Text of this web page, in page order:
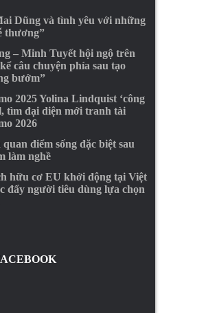
Dũng và tình yêu với những
thương”
– Minh Tuyết hội ngộ trên
câu chuyện phía sau tạo
bướm”
2025 Yolina Lindquist ‘công
tìm đại diện mới tranh tài
2026
điểm sống đặc biệt sau
làm nghề
hữu cơ EU khởi động tại Việt
đẩy người tiêu dùng lựa chọn